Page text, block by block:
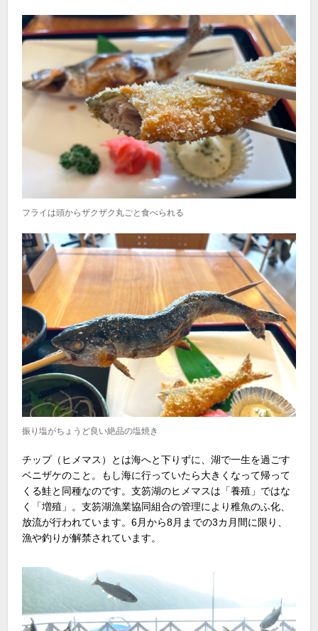
フライは頭からザクザク丸ごと食べられる
振り塩がちょうど良い絶品の塩焼き
チップ（ヒメマス）とは海へと下りずに、湖で一生を過ごす
ベニザケのこと。もし海に行っていたら大きくなって帰って
くる鮭と同種なのです。支笏湖のヒメマスは「養殖」ではな
く「増殖」。支笏湖漁業協同組合の管理により稚魚のふ化、
放流が行われています。6月から8月までの3カ月間に限り、
漁や釣りが解禁されています。